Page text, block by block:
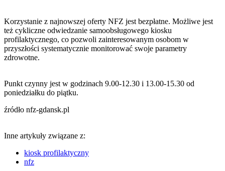
Korzystanie z najnowszej oferty NFZ jest bezpłatne. Możliwe jest
też cykliczne odwiedzanie samoobsługowego kiosku
profilaktycznego, co pozwoli zainteresowanym osobom w
przyszłości systematycznie monitorować swoje parametry
zdrowotne.
Punkt czynny jest w godzinach 9.00-12.30 i 13.00-15.30 od
poniedziałku do piątku.
źródło nfz-gdansk.pl
Inne artykuły związane z:
kiosk profilaktyczny
nfz